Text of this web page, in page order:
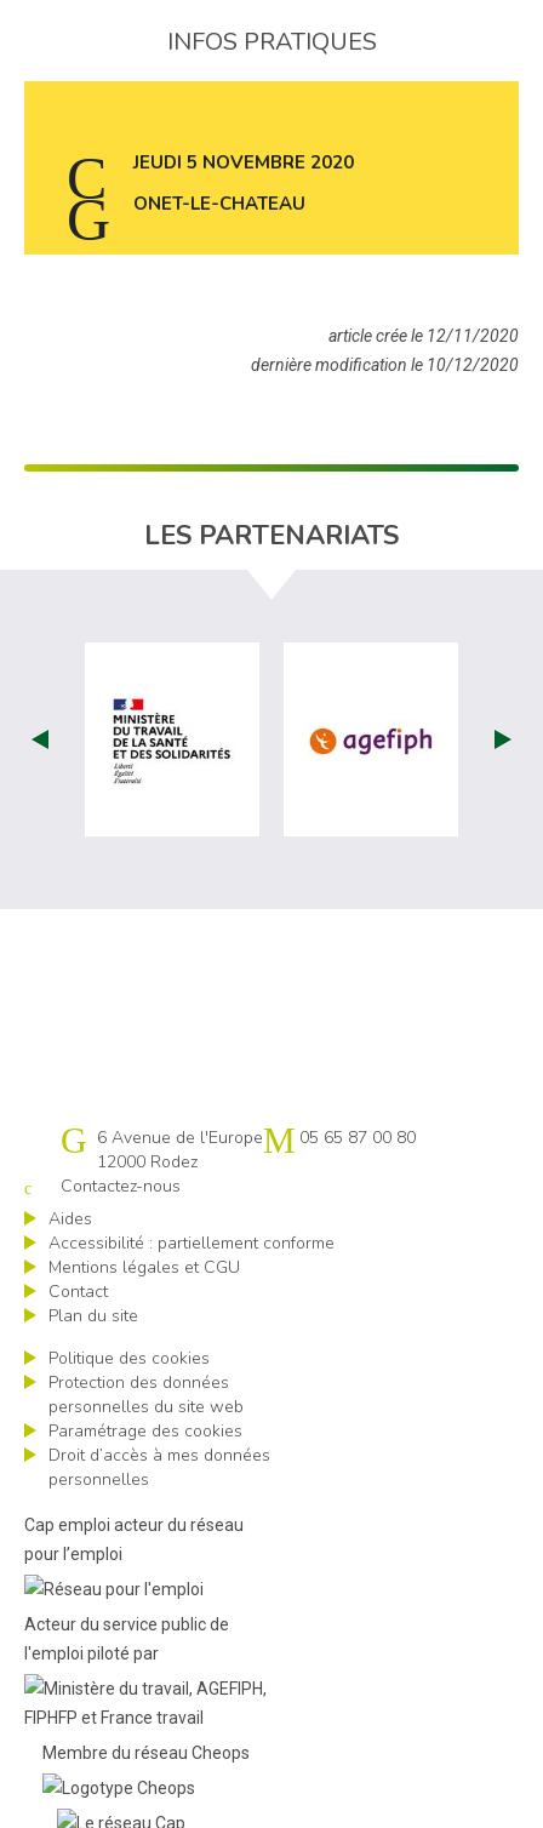
INFOS PRATIQUES
JEUDI 5 NOVEMBRE 2020
ONET-LE-CHATEAU
article crée le 12/11/2020
dernière modification le 10/12/2020
LES PARTENARIATS
visiter les site de Ministère du travail
visiter les
Cap emploi 12
6 Avenue de l'Europe
12000 Rodez
05 65 87 00 80
Contactez-nous
Aides
Accessibilité : partiellement conforme
Mentions légales et CGU
Contact
Plan du site
Politique des cookies
Protection des données
personnelles du site web
Paramétrage des cookies
Droit d’accès à mes données
personnelles
Cap emploi acteur du réseau
pour l’emploi
Acteur du service public de
l'emploi piloté par
Membre du réseau Cheops